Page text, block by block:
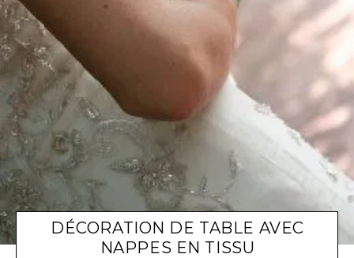
DÉCORATION DE TABLE AVEC
NAPPES EN TISSU